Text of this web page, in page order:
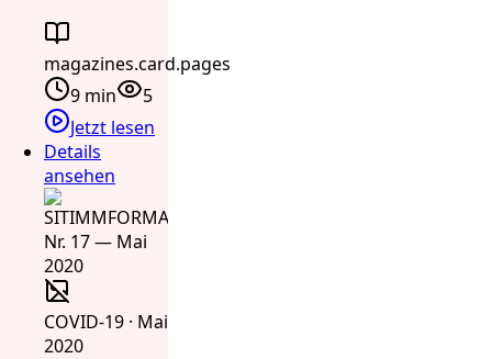
magazines.card.pages
9 min
5
Jetzt lesen
Details
ansehen
COVID-19 · Mai
2020